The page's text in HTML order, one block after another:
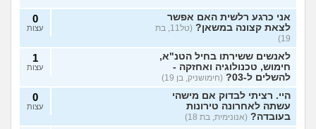
אני כרגע רלשית האם אפשר
לצאת קצונה במשאן?
(טל11, בת
19)
0
עצות
לאנשים ששירתו בחיל הטנ"א,
חימוש, טכנולוגיה ואחזקה -
להשלים ל-03?
(חימושניק, בן 19)
1
עצות
היי. רציתי לבדוק אם מישהי
עשתה לאחרונה טירונות
בעובדה? (אנונימית, בת 18)
0
עצות